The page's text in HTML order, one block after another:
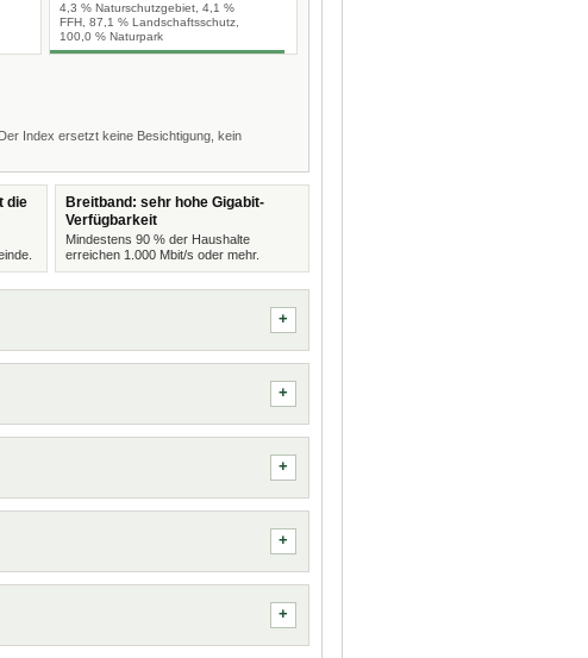
4,3 % Naturschutzgebiet, 4,1 %
FFH, 87,1 % Landschaftsschutz,
100,0 % Naturpark
Der Index ersetzt keine Besichtigung, kein
die
Breitband: sehr hohe Gigabit-
Verfügbarkeit
Mindestens 90 % der Haushalte
erreichen 1.000 Mbit/s oder mehr.